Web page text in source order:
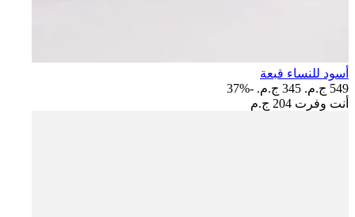
أسود للنساء قبعة
549 ج.م.‏
345 ج.م.‏
-37%
أنت وفرت 204 ج.م